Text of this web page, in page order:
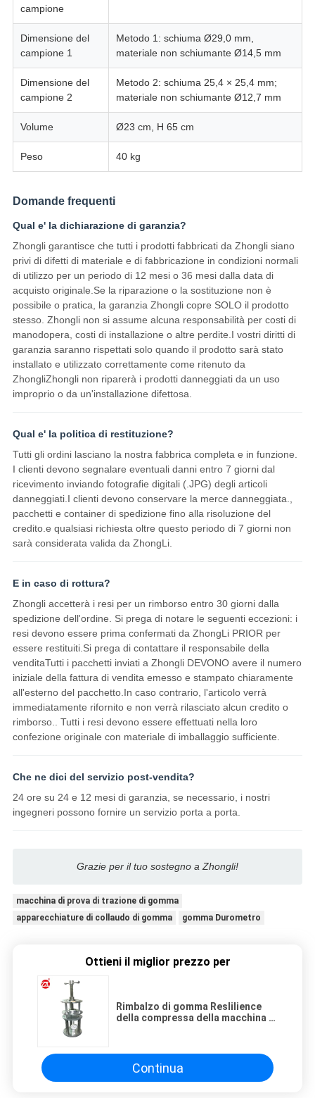
campione
Dimensione del
campione 1
Metodo 1: schiuma Ø29,0 mm,
materiale non schiumante Ø14,5 mm
Dimensione del
campione 2
Metodo 2: schiuma 25,4 × 25,4 mm;
materiale non schiumante Ø12,7 mm
Volume Ø23 cm, H 65 cm
Peso 40 kg
Domande frequenti
Qual e' la dichiarazione di garanzia?
Zhongli garantisce che tutti i prodotti fabbricati da Zhongli siano
privi di difetti di materiale e di fabbricazione in condizioni normali
di utilizzo per un periodo di 12 mesi o 36 mesi dalla data di
acquisto originale.Se la riparazione o la sostituzione non è
possibile o pratica, la garanzia Zhongli copre SOLO il prodotto
stesso. Zhongli non si assume alcuna responsabilità per costi di
manodopera, costi di installazione o altre perdite.I vostri diritti di
garanzia saranno rispettati solo quando il prodotto sarà stato
installato e utilizzato correttamente come ritenuto da
ZhongliZhongli non riparerà i prodotti danneggiati da un uso
improprio o da un'installazione difettosa.
Qual e' la politica di restituzione?
Tutti gli ordini lasciano la nostra fabbrica completa e in funzione.
I clienti devono segnalare eventuali danni entro 7 giorni dal
ricevimento inviando fotografie digitali (.JPG) degli articoli
danneggiati.I clienti devono conservare la merce danneggiata.,
pacchetti e container di spedizione fino alla risoluzione del
credito.e qualsiasi richiesta oltre questo periodo di 7 giorni non
sarà considerata valida da ZhongLi.
E in caso di rottura?
Zhongli accetterà i resi per un rimborso entro 30 giorni dalla
spedizione dell'ordine. Si prega di notare le seguenti eccezioni: i
resi devono essere prima confermati da ZhongLi PRIOR per
essere restituiti.Si prega di contattare il responsabile della
venditaTutti i pacchetti inviati a Zhongli DEVONO avere il numero
iniziale della fattura di vendita emesso e stampato chiaramente
all'esterno del pacchetto.In caso contrario, l'articolo verrà
immediatamente rifornito e non verrà rilasciato alcun credito o
rimborso.. Tutti i resi devono essere effettuati nella loro
confezione originale con materiale di imballaggio sufficiente.
Che ne dici del servizio post-vendita?
24 ore su 24 e 12 mesi di garanzia, se necessario, i nostri
ingegneri possono fornire un servizio porta a porta.
Grazie per il tuo sostegno a Zhongli!
macchina di prova di trazione di gomma
apparecchiature di collaudo di gomma
gomma Durometro
Ottieni il miglior prezzo per
Rimbalzo di gomma Reslilience
della compressa della macchina di
Continua